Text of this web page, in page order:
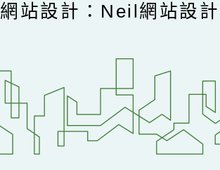
網站設計：Neil網站設